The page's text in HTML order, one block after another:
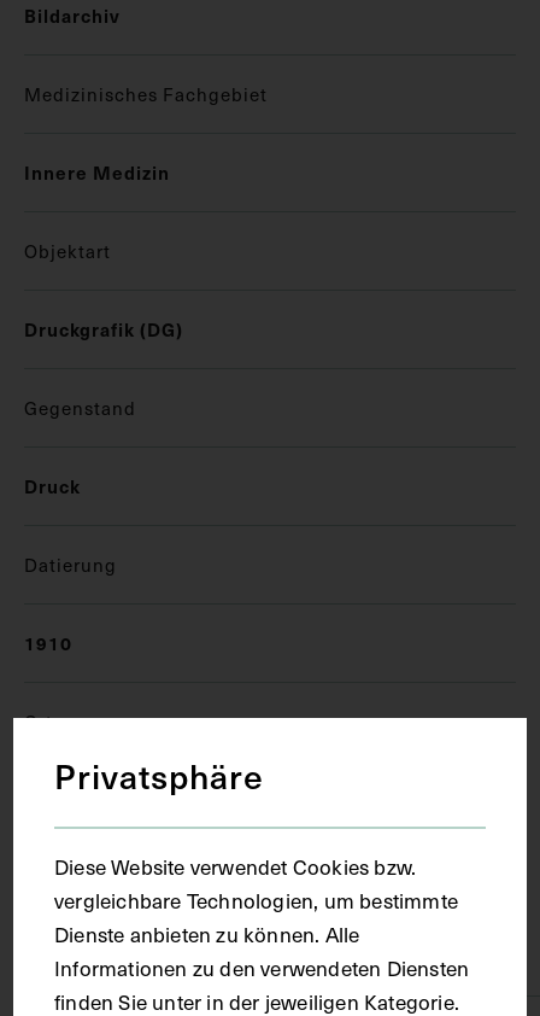
Bildarchiv
Medizinisches Fachgebiet
Innere Medizin
Objektart
Druckgrafik (DG)
Gegenstand
Druck
Datierung
1910
Ort
Material
Papier
Privatsphäre
Diese Website verwendet Cookies bzw.
vergleichbare Technologien, um bestimmte
Dienste anbieten zu können. Alle
Informationen zu den verwendeten Diensten
finden Sie unter in der jeweiligen Kategorie.